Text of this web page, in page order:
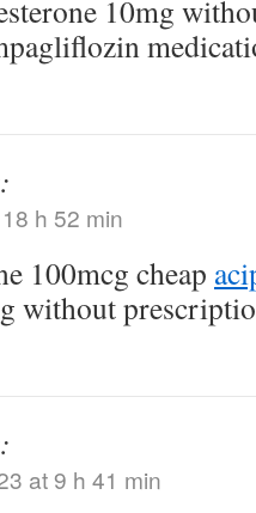
10mg
h 52 min
100mcg cheap
without
at 9 h 41 min